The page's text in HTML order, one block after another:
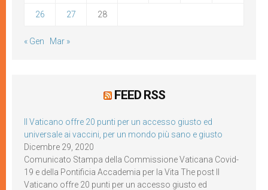
26 27 28
« Gen Mar »
FEED RSS
Il Vaticano offre 20 punti per un accesso giusto ed
universale ai vaccini, per un mondo più sano e giusto
Dicembre 29, 2020
Comunicato Stampa della Commissione Vaticana Covid-
19 e della Pontificia Accademia per la Vita The post Il
Vaticano offre 20 punti per un accesso giusto ed